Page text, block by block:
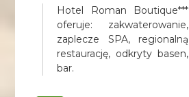
Hotel Roman Boutique***
oferuje: zakwaterowanie,
zaplecze SPA, regionalną
restaurację, odkryty basen,
bar.